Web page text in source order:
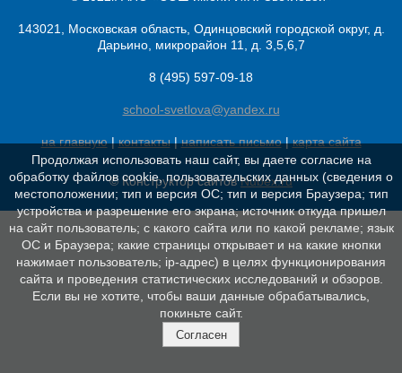
143021, Московская область, Одинцовский городской округ, д.
Дарьино, микрорайон 11, д. 3,5,6,7
8 (495) 597-09-18
school-svetlova@yandex.ru
на главную|контакты|написать письмо|карта сайта
© Конструктор сайтовNubex.ru
Продолжая использовать наш сайт, вы даете согласие на
обработку файлов cookie, пользовательских данных (сведения о
местоположении; тип и версия ОС; тип и версия Браузера; тип
устройства и разрешение его экрана; источник откуда пришел
на сайт пользователь; с какого сайта или по какой рекламе; язык
ОС и Браузера; какие страницы открывает и на какие кнопки
нажимает пользователь; ip-адрес) в целях функционирования
сайта и проведения статистических исследований и обзоров.
Если вы не хотите, чтобы ваши данные обрабатывались,
покиньте сайт.
Согласен